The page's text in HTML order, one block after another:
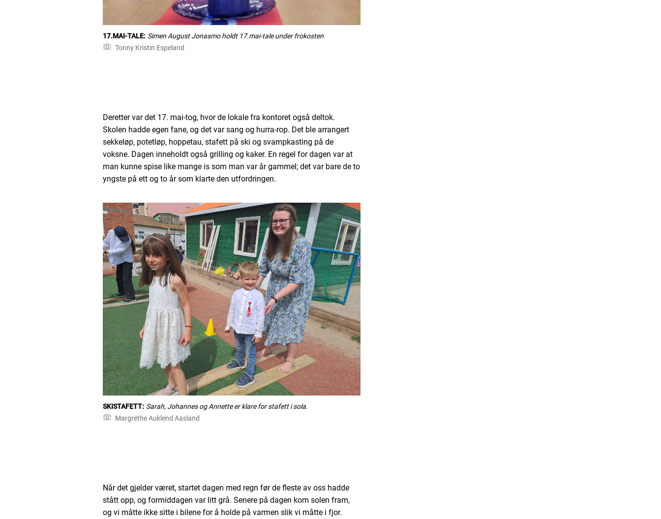
17.MAI-TALE: Simen August Jonasmo holdt 17.mai-tale under frokosten
Tonny Kristin Espeland
Deretter var det 17. mai-tog, hvor de lokale fra kontoret også deltok.
Skolen hadde egen fane, og det var sang og hurra-rop. Det ble arrangert
sekkeløp, potetløp, hoppetau, stafett på ski og svampkasting på de
voksne. Dagen inneholdt også grilling og kaker. En regel for dagen var at
man kunne spise like mange is som man var år gammel; det var bare de to
yngste på ett og to år som klarte den utfordringen.
SKISTAFETT: Sarah, Johannes og Annette er klare for stafett i sola.
Margrethe Auklend Aasland
Når det gjelder været, startet dagen med regn før de fleste av oss hadde
stått opp, og formiddagen var litt grå. Senere på dagen kom solen fram,
og vi måtte ikke sitte i bilene for å holde på varmen slik vi måtte i fjor.